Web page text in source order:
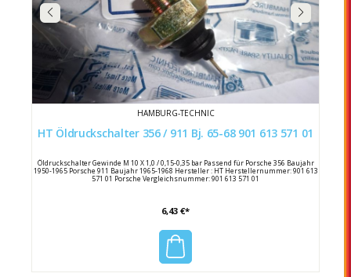
HAMBURG-TECHNIC
HT Öldruckschalter 356 / 911 Bj. 65-68 901 613 571 01
Öldruckschalter Gewinde M 10 X 1,0 / 0,15-0,35 bar Passend für Porsche 356 Baujahr
1950-1965 Porsche 911 Baujahr 1965-1968 Hersteller : HT Herstellernummer: 901 613
571 01 Porsche Vergleichsnummer: 901 613 571 01
6,43 €*